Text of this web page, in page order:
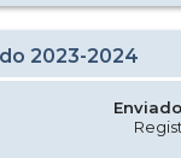
2023-2024